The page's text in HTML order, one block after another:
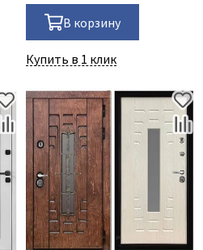
В корзину
Купить в 1 клик